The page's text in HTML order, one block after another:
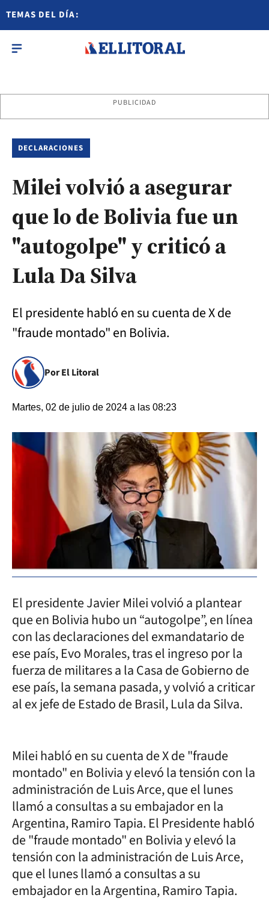
TEMAS DEL DÍA:
PUBLICIDAD
DECLARACIONES
Milei volvió a asegurar
que lo de Bolivia fue un
"autogolpe" y criticó a
Lula Da Silva
El presidente habló en su cuenta de X de
"fraude montado" en Bolivia.
Por El Litoral
Martes, 02 de julio de 2024 a las 08:23
El presidente Javier Milei volvió a plantear
que en Bolivia hubo un “autogolpe”, en línea
con las declaraciones del exmandatario de
ese país, Evo Morales, tras el ingreso por la
fuerza de militares a la Casa de Gobierno de
ese país, la semana pasada, y volvió a criticar
al ex jefe de Estado de Brasil, Lula da Silva.
Milei habló en su cuenta de X de "fraude
montado" en Bolivia y elevó la tensión con la
administración de Luis Arce, que el lunes
llamó a consultas a su embajador en la
Argentina, Ramiro Tapia. El Presidente habló
de "fraude montado" en Bolivia y elevó la
tensión con la administración de Luis Arce,
que el lunes llamó a consultas a su
embajador en la Argentina, Ramiro Tapia.